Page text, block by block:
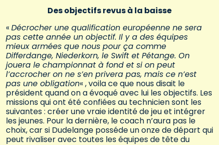
Des objectifs revus à la baisse
«Décrocher une qualification européenne ne sera
pas cette année un objectif. Il y a des équipes
mieux armées que nous pour ça comme
Differdange, Niederkorn, le Swift et Pétange. On
jouera le championnat à fond et si on peut
l’accrocher on ne s’en privera pas, mais ce n’est
pas une obligation« , voila ce que nous disait le
président quand on a évoqué avec lui les objectifs. Les
missions qui ont été confiées au technicien sont les
suivantes : créer une vraie identité de jeu et intégrer
les jeunes. Pour la dernière, le coach n’aura pas le
choix, car si Dudelange posséde un onze de départ qui
peut rivaliser avec toutes les équipes de tête du